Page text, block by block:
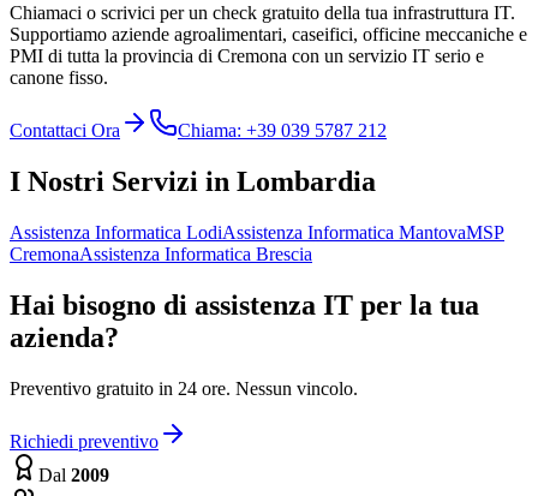
Chiamaci o scrivici per un check gratuito della tua infrastruttura IT.
Supportiamo aziende agroalimentari, caseifici, officine meccaniche e
PMI di tutta la provincia di Cremona con un servizio IT serio e
canone fisso.
Contattaci Ora Chiama: +39 039 5787 212
I Nostri Servizi in Lombardia
Assistenza Informatica LodiAssistenza Informatica MantovaMSP
CremonaAssistenza Informatica Brescia
Hai bisogno di assistenza IT per la tua
azienda?
Preventivo gratuito in 24 ore. Nessun vincolo.
Richiedi preventivo
Dal 2009